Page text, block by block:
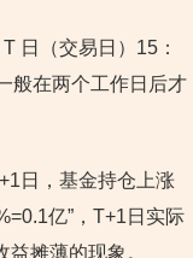
日（交易日）15：
般在两个工作日后才
日，基金持仓上涨
亿”，T+1日实际
摊薄的现象。